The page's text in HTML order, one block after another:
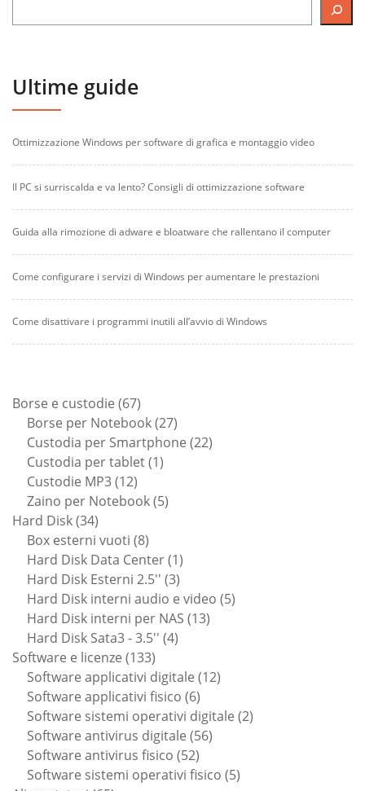
Ultime guide
Ottimizzazione Windows per software di grafica e montaggio video
Il PC si surriscalda e va lento? Consigli di ottimizzazione software
Guida alla rimozione di adware e bloatware che rallentano il computer
Come configurare i servizi di Windows per aumentare le prestazioni
Come disattivare i programmi inutili all’avvio di Windows
Borse e custodie 6767
prodotti
Borse per Notebook 2727
prodotti
Custodia per Smartphone 2222
Custodia per tablet 11
Custodie MP3 1212
prodotti
Zaino per Notebook 55
Hard Disk 3434
prodotti
Box esterni vuoti 88
prodotti
Hard Disk Data Center 11
prodotto
Hard Disk Esterni 2.5'' 33
prodotti
Hard Disk interni audio e video 55
Hard Disk interni per NAS 1313
Hard Disk Sata3 - 3.5'' 44
Software e licenze 133133
prodotti
Software applicativi digitale 1212
Software applicativi fisico 66
prodotti
Software sistemi operativi digitale 22
Software antivirus digitale 5656
Software antivirus fisico 5252
prodotti
Software sistemi operativi fisico 55